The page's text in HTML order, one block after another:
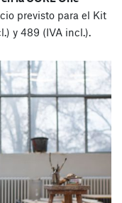
previsto para el Kit
y 489 (IVA incl.).